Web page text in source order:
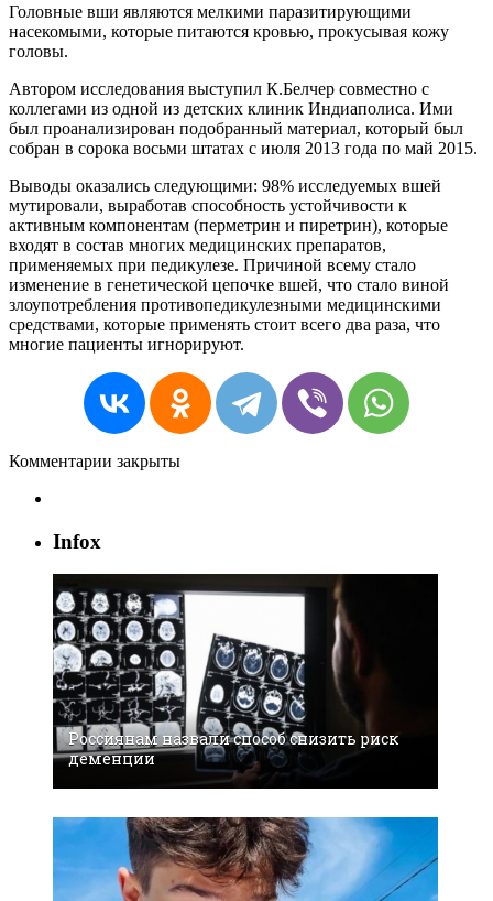
Головные вши являются мелкими паразитирующими
насекомыми, которые питаются кровью, прокусывая кожу
головы.
Автором исследования выступил К.Белчер совместно с
коллегами из одной из детских клиник Индиаполиса. Ими
был проанализирован подобранный материал, который был
собран в сорока восьми штатах с июля 2013 года по май 2015.
Выводы оказались следующими: 98% исследуемых вшей
мутировали, выработав способность устойчивости к
активным компонентам (перметрин и пиретрин), которые
входят в состав многих медицинских препаратов,
применяемых при педикулезе. Причиной всему стало
изменение в генетической цепочке вшей, что стало виной
злоупотребления противопедикулезными медицинскими
средствами, которые применять стоит всего два раза, что
многие пациенты игнорируют.
Комментарии закрыты
Infox
Россиянам назвали способ снизить риск
деменции